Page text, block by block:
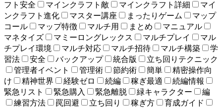
フト安全
マインクラフト敵 マインクラフト詳細
マイ
ンクラフト進化
マスター講座 まったりゲーム
マップ
コール
マップ特徴 マルチ用 まとめ
マニュアル
マネタイズ
マミーロングレックス マルチプレイ
マル
チプレイ環境
マルチ対応 マルチ招待 マルチ構築
学
習法
安全 バックアップ 統合版
立ち回りテクニック
管理者イベント
管理術 節約術 簡単
精密操作向
け
精神世界 経験ゼロ 続編 稼ぎ最適
続編情報
緊急リスト
緊急購入 緊急離脱 緑キャラクター
編
練習方法
罠回避 立ち回り 稼ぎ方
育成ガイド